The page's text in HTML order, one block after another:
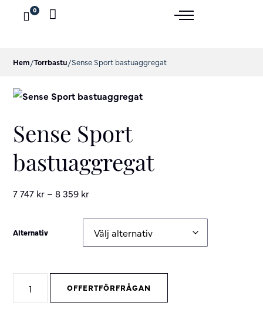
0
Hem/Torrbastu/Sense Sport bastuaggregat
Sense Sport
bastuaggregat
7 747 kr –8 359 kr
Alternativ
Sport
OFFERTFÖRFRÅGAN